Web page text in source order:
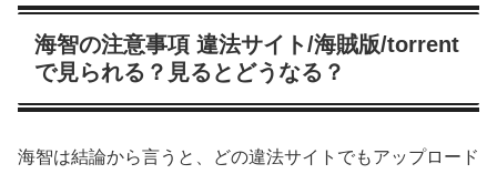
海智の注意事項 違法サイト/海賊版/torrent
で見られる？見るとどうなる？
海智は結論から言うと、どの違法サイトでもアップロード